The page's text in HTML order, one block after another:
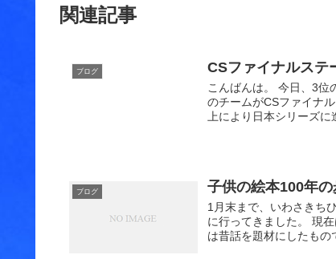
関連記事
ブログ CSファイナルステ
こんばんは。 今日、3位
のチームがCSファイナ
上により日本シリーズ
ブログ 子供の絵本100年
1月末まで、いわさきち
に行ってきました。 現
は昔話を題材にしたもの